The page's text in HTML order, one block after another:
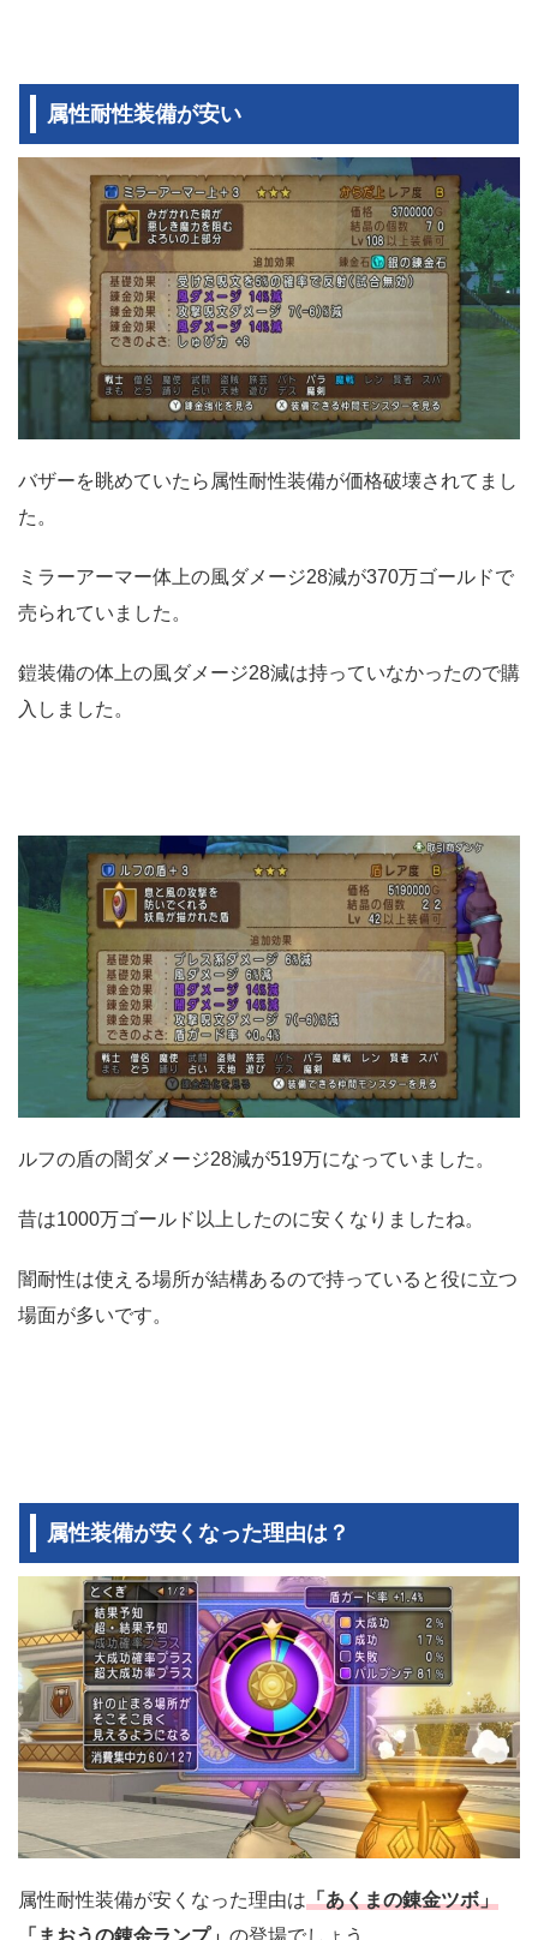
属性耐性装備が安い
バザーを眺めていたら属性耐性装備が価格破壊されてまし
た。
ミラーアーマー体上の風ダメージ28減が370万ゴールドで
売られていました。
鎧装備の体上の風ダメージ28減は持っていなかったので購
入しました。
ルフの盾の闇ダメージ28減が519万になっていました。
昔は1000万ゴールド以上したのに安くなりましたね。
闇耐性は使える場所が結構あるので持っていると役に立つ
場面が多いです。
属性装備が安くなった理由は？
属性耐性装備が安くなった理由は「あくまの錬金ツボ」